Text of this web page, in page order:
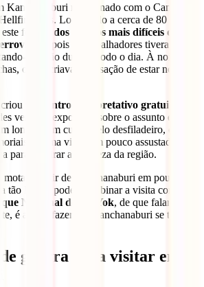
Kanchanaburi relacionado com o Caminho
Pass. Localizado a cerca de 80
foi
um dos trechos mais difíceis da
, pois os trabalhadores tiveram de
a à mão durante todo o dia. À noite,
o que criava a sensação de estar no
um
centro interpretativo gratuito
ver uma exposição sobre o assunto e fazer
longo e um curto) pelo desfiladeiro, onde
É uma visita um pouco assustadora,
para admirar a natureza da região.
mota a partir de Kanchanaburi em poucas
tão longe, podes combinar a visita com uma
Nacional de Sai Yok, de que falaremos
é algo a fazer em Kanchanaburi se tiveres
guerra para visitar em